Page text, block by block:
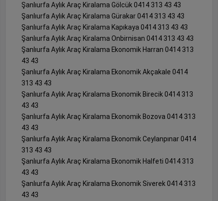
Şanlıurfa Aylık Araç Kiralama Gölcük 0414 313 43 43
Şanlıurfa Aylık Araç Kiralama Gürakar 0414 313 43 43
Şanlıurfa Aylık Araç Kiralama Kapıkaya 0414 313 43 43
Şanlıurfa Aylık Araç Kiralama Onbirnisan 0414 313 43 43
Şanlıurfa Aylık Araç Kiralama Ekonomik Harran 0414 313
43 43
Şanlıurfa Aylık Araç Kiralama Ekonomik Akçakale 0414
313 43 43
Şanlıurfa Aylık Araç Kiralama Ekonomik Birecik 0414 313
43 43
Şanlıurfa Aylık Araç Kiralama Ekonomik Bozova 0414 313
43 43
Şanlıurfa Aylık Araç Kiralama Ekonomik Ceylanpınar 0414
313 43 43
Şanlıurfa Aylık Araç Kiralama Ekonomik Halfeti 0414 313
43 43
Şanlıurfa Aylık Araç Kiralama Ekonomik Siverek 0414 313
43 43